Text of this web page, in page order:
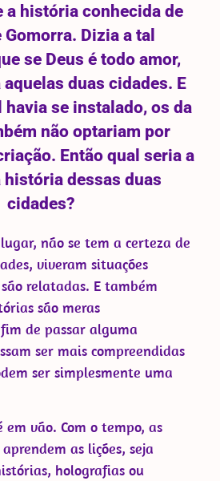
a história conhecida de
Gomorra. Dizia a tal
se Deus é todo amor,
duas cidades. E
havia se instalado, os da
não optariam por
Então qual seria a
história dessas duas
cidades?
não se tem a certeza de
viveram situações
relatadas. E também
são meras
de passar alguma
ser mais compreendidas
ser simplesmente uma
vão. Com o tempo, as
as lições, seja
holografias ou